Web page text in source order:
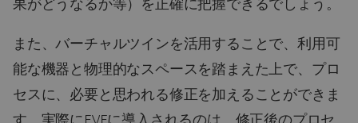
果がどうなるか等）を正確に把握できるでしょう。
また、バーチャルツインを活用することで、利用可
能な機器と物理的なスペースを踏まえた上で、プロ
セスに、必要と思われる修正を加えることができま